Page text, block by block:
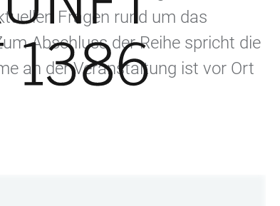
Fragen rund um das
Abschluss der Reihe spricht die
an der Veranstaltung ist vor Ort